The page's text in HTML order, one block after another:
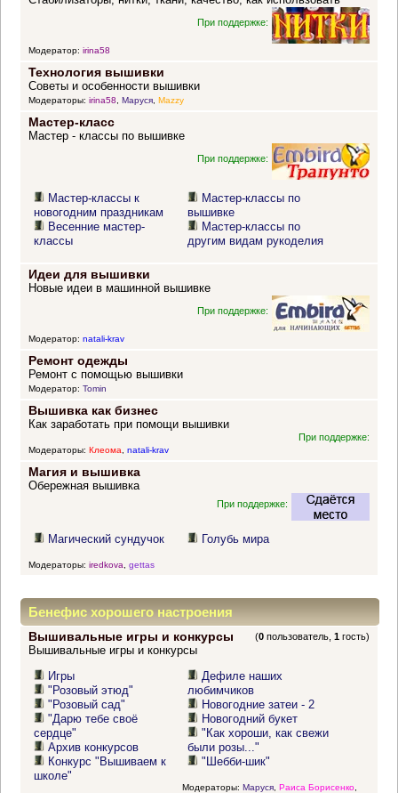
При поддержке:
Модератор: irina58
Технология вышивки
Советы и особенности вышивки
Модераторы: irina58, Маруся, Mazzy
Мастер-класс
Мастер - классы по вышивке
При поддержке:
Мастер-классы к
новогодним праздникам
Весенние мастер-
классы
Мастер-классы по
вышивке
Мастер-классы по
другим видам рукоделия
Идеи для вышивки
Новые идеи в машинной вышивке
При поддержке:
Модератор: natali-krav
Ремонт одежды
Ремонт с помощью вышивки
Модератор: Tomin
Вышивка как бизнес
Как заработать при помощи вышивки
При поддержке:
Модераторы: Клеома, natali-krav
Магия и вышивка
Обережная вышивка
При поддержке:
Магический сундучок Голубь мира
Модераторы: iredkova gettas
Бенефис хорошего настроения
Вышивальные игры и конкурсы (0 пользователь,1 гость)
Вышивальные игры и конкурсы
Игры
"Розовый этюд"
"Розовый сад"
"Дарю тебе своё
сердце"
Архив конкурсов
Конкурс "Вышиваем к
школе"
Дефиле наших
любимчиков
Новогодние затеи - 2
Новогодний букет
"Как хороши, как свежи
были розы..."
"Шебби-шик"
Модераторы: Маруся, Раиса Борисенко,